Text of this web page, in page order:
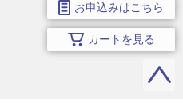
カートを見る
お申込みはこちら